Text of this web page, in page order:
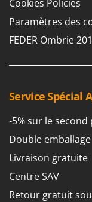
Cookies Policies
Paramètres des
FEDER Ombrie
Service Spécial
-5% sur le
Double emballage
Livraison gratuite
Centre SAV
Retour gratuit